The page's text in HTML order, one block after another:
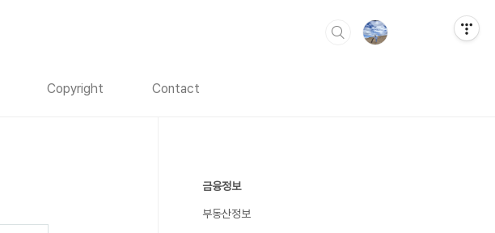
Copyright Contact
금융정보
부동산정보